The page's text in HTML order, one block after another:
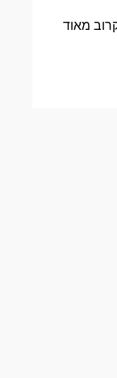
מאוד